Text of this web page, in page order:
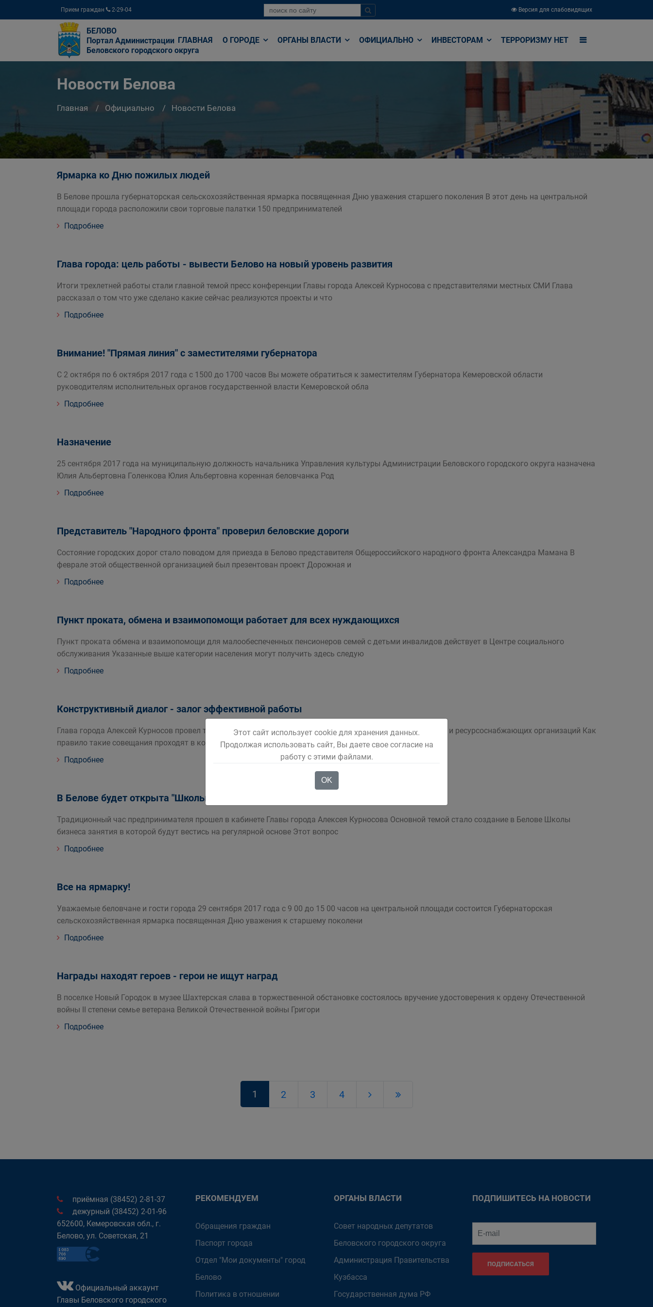
Прием граждан 2-29-04 Версия для слабовидящих
БЕЛОВО
Портал Администрации
Беловского городского округа
ГЛАВНАЯ О ГОРОДЕ ОРГАНЫ ВЛАСТИ ОФИЦИАЛЬНО ИНВЕСТОРАМ ТЕРРОРИЗМУ НЕТ
Новости Белова
Главная Официально Новости Белова
Ярмарка ко Дню пожилых людей
В Белове прошла губернаторская сельскохозяйственная ярмарка посвященная Дню уважения старшего поколения В этот день на центральной
площади города расположили свои торговые палатки 150 предпринимателей
Подробнее
Глава города: цель работы - вывести Белово на новый уровень развития
Итоги трехлетней работы стали главной темой пресс конференции Главы города Алексей Курносова с представителями местных СМИ Глава
рассказал о том что уже сделано какие сейчас реализуются проекты и что
Подробнее
Внимание! "Прямая линия" с заместителями губернатора
С 2 октября по 6 октября 2017 года с 1500 до 1700 часов Вы можете обратиться к заместителям Губернатора Кемеровской области
руководителям исполнительных органов государственной власти Кемеровской обла
Подробнее
Назначение
25 сентября 2017 года на муниципальную должность начальника Управления культуры Администрации Беловского городского округа назначена
Юлия Альбертовна Голенкова Юлия Альбертовна коренная беловчанка Род
Подробнее
Представитель "Народного фронта" проверил беловские дороги
Состояние городских дорог стало поводом для приезда в Белово представителя Общероссийского народного фронта Александра Мамана В
феврале этой общественной организацией был презентован проект Дорожная и
Подробнее
Пункт проката, обмена и взаимопомощи работает для всех нуждающихся
Пункт проката обмена и взаимопомощи для малообеспеченных пенсионеров семей с детьми инвалидов действует в Центре социального
обслуживания Указанные выше категории населения могут получить здесь следую
Подробнее
Конструктивный диалог - залог эффективной работы
Глава города Алексей Курносов провел традиционную встречу с руководителями управляющих компаний и ресурсоснабжающих организаций Как
правило такие совещания проходят в конце и начале отопительного сезо
Подробнее
В Белове будет открыта "Школы бизнеса"
Традиционный час предпринимателя прошел в кабинете Главы города Алексея Курносова Основной темой стало создание в Белове Школы
бизнеса занятия в которой будут вестись на регулярной основе Этот вопрос
Подробнее
Все на ярмарку!
Уважаемые беловчане и гости города 29 сентября 2017 года с 9 00 до 15 00 часов на центральной площади состоится Губернаторская
сельскохозяйственная ярмарка посвященная Дню уважения к старшему поколени
Подробнее
Награды находят героев - герои не ищут наград
В поселке Новый Городок в музее Шахтерская слава в торжественной обстановке состоялось вручение удостоверения к ордену Отечественной
войны II степени семье ветерана Великой Отечественной войны Григори
Подробнее
1 2 3 4
приёмная (38452) 2-81-37
дежурный (38452) 2-01-96
652600, Кемеровская обл., г.
Белово, ул. Советская, 21
Официальный аккаунт
Главы Беловского городского
РЕКОМЕНДУЕМ
Обращения граждан
Паспорт города
Отдел "Мои документы" город
Белово
Политика в отношении
ОРГАНЫ ВЛАСТИ
Совет народных депутатов
Беловского городского округа
Администрация Правительства
Кузбасса
Государственная дума РФ
ПОДПИШИТЕСЬ НА НОВОСТИ
ПОДПИСАТЬСЯ
Этот сайт использует cookie для хранения данных.
Продолжая использовать сайт, Вы даете свое согласие на
работу с этими файлами.
OK